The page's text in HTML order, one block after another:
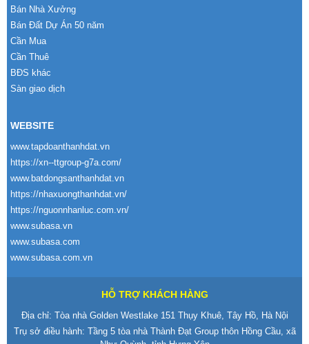
Bán Nhà Xưởng
Bán Đất Dự Án 50 năm
Cần Mua
Cần Thuê
BĐS khác
Sàn giao dịch
WEBSITE
www.tapdoanthanhdat.vn
https://xn--ttgroup-g7a.com/
www.batdongsanthanhdat.vn
https://nhaxuongthanhdat.vn/
https://nguonnhanluc.com.vn/
www.subasa.vn
www.subasa.com
www.subasa.com.vn
HỖ TRỢ KHÁCH HÀNG
Địa chỉ: Tòa nhà Golden Westlake 151 Thụy Khuê, Tây Hồ, Hà Nội
Trụ sở điều hành: Tầng 5 tòa nhà Thành Đạt Group thôn Hồng Cầu, xã